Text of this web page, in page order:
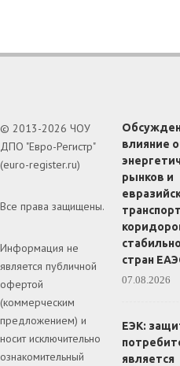
© 2013-2026 ЧОУ
ДПО "Евро-Регистр"
(euro-register.ru)
Все права защищены.
Информация не
является публичной
офертой
(коммерческим
предложением) и
носит исключительно
ознакомительный
влияние
рынков и
стран
07.08.2026
ЕЭК:
является